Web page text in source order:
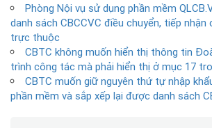
Phòng Nội vụ sử dụng phần mềm
danh sách CBCCVC điều chuyển, tiếp
trực thuộc
CBTC không muốn hiển thị thông tin
trình công tác mà phải hiển thị ở mục 17
CBTC muốn giữ nguyên thứ tự nhập
phần mềm và sắp xếp lại được danh sách